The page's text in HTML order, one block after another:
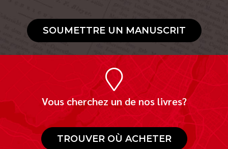
SOUMETTRE UN MANUSCRIT
Vous cherchez un de nos livres?
TROUVER OÙ ACHETER